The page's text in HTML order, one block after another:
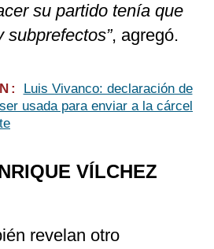
su partido tenía que
subprefectos”, agregó.
Luis Vivanco: declaración de
usada para enviar a la cárcel
VÍLCHEZ
revelan otro